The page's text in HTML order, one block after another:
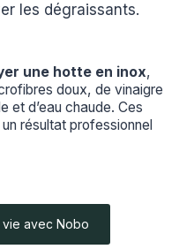
les dégraissants.
une hotte en inox,
doux, de vinaigre
et d’eau chaude. Ces
résultat professionnel
avec Nobo